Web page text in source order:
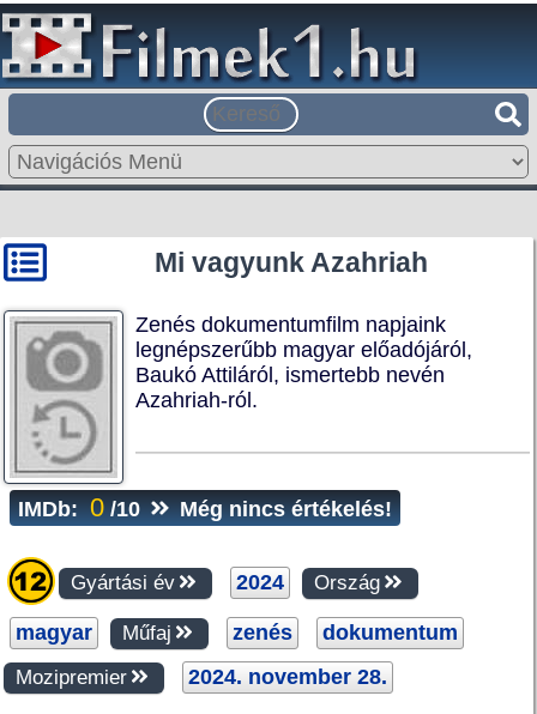
Mi vagyunk Azahriah
Zenés dokumentumfilm napjaink
legnépszerűbb magyar előadójáról,
Baukó Attiláról, ismertebb nevén
Azahriah-ról.
IMDb: 0 /10 Még nincs értékelés!
Gyártási év 2024 Ország
magyar Műfaj zenés dokumentum
Mozipremier 2024. november 28.